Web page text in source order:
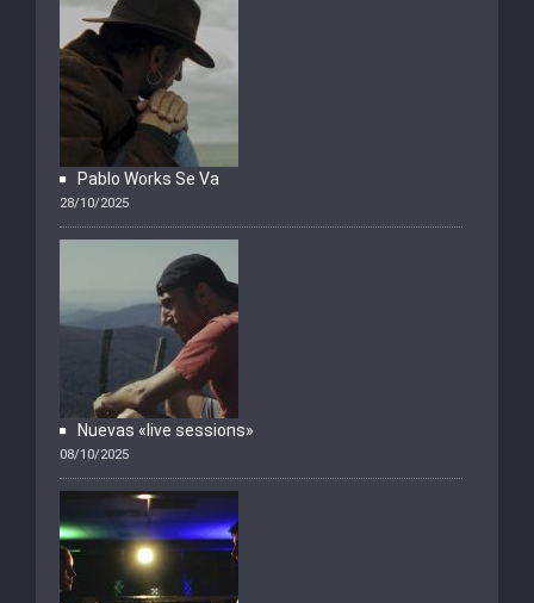
Pablo Works Se Va
28/10/2025
Nuevas «live sessions»
08/10/2025